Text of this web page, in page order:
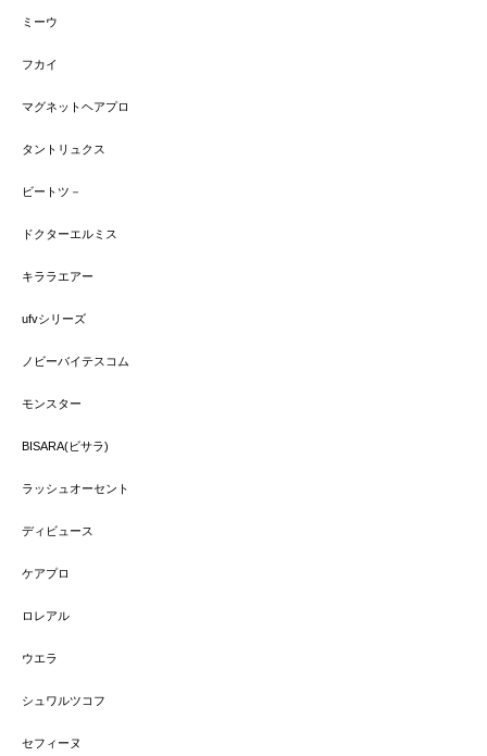
ミーウ
フカイ
マグネットヘアプロ
タントリュクス
ビートツ－
ドクターエルミス
キララエアー
ufvシリーズ
ノビーバイテスコム
モンスター
BISARA(ビサラ)
ラッシュオーセント
ディビュース
ケアプロ
ロレアル
ウエラ
シュワルツコフ
セフィーヌ